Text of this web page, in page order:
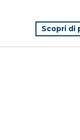
Scopri di